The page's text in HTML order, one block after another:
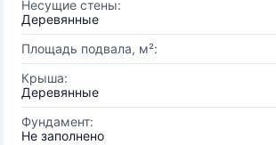
Несущие стены:
Деревянные
Площадь подвала, м²:
Крыша:
Деревянные
Фундамент:
Не заполнено